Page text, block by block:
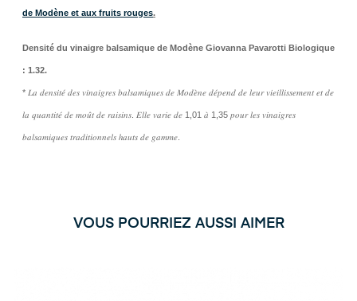
de Modène et aux fruits rouges.
Densité du vinaigre balsamique de Modène Giovanna Pavarotti Biologique
: 1.32.
* 𝐿𝑎 𝑑𝑒𝑛𝑠𝑖𝑡𝑒́ 𝑑𝑒𝑠 𝑣𝑖𝑛𝑎𝑖𝑔𝑟𝑒𝑠 𝑏𝑎𝑙𝑠𝑎𝑚𝑖𝑞𝑢𝑒𝑠 𝑑𝑒 𝑀𝑜𝑑𝑒̀𝑛𝑒 𝑑𝑒́𝑝𝑒𝑛𝑑 𝑑𝑒 𝑙𝑒𝑢𝑟 𝑣𝑖𝑒𝑖𝑙𝑙𝑖𝑠𝑠𝑒𝑚𝑒𝑛𝑡 𝑒𝑡 𝑑𝑒
𝑙𝑎 𝑞𝑢𝑎𝑛𝑡𝑖𝑡𝑒́ 𝑑𝑒 𝑚𝑜𝑢̂𝑡 𝑑𝑒 𝑟𝑎𝑖𝑠𝑖𝑛𝑠. 𝐸𝑙𝑙𝑒 𝑣𝑎𝑟𝑖𝑒 𝑑𝑒 1,01 𝑎̀ 1,35 𝑝𝑜𝑢𝑟 𝑙𝑒𝑠 𝑣𝑖𝑛𝑎𝑖𝑔𝑟𝑒𝑠
𝑏𝑎𝑙𝑠𝑎𝑚𝑖𝑞𝑢𝑒𝑠 𝑡𝑟𝑎𝑑𝑖𝑡𝑖𝑜𝑛𝑛𝑒𝑙𝑠 ℎ𝑎𝑢𝑡𝑠 𝑑𝑒 𝑔𝑎𝑚𝑚𝑒.
VOUS POURRIEZ AUSSI AIMER